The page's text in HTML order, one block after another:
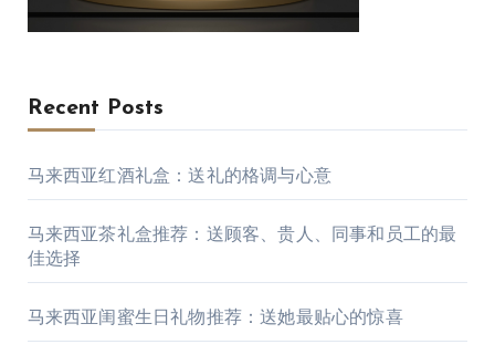
Recent Posts
马来西亚红酒礼盒：送礼的格调与心意
马来西亚茶礼盒推荐：送顾客、贵人、同事和员工的最
佳选择
马来西亚闺蜜生日礼物推荐：送她最贴心的惊喜